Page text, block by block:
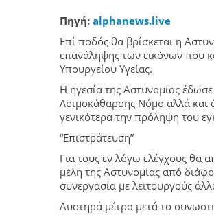
Πηγή: alphanews.live
Eπί ποδός θα βρίσκεται η
επανάληψης των εικόνων που
Υπουργείου Υγείας.
Η ηγεσία της Αστυνομίας
Λοιμοκάθαρσης Νόμο αλλά και
γενικότερα την πρόληψη του
“Επιστράτευση”
Για τους εν λόγω ελέγχους θα
μέλη της Αστυνομίας από
συνεργασία με λειτουργούς
Αυστηρά μέτρα μετά το